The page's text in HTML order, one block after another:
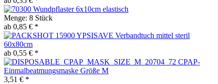
Wundpflaster 6x10cm elastisch
Menge: 8 Stück
ab 0,85 € *
YPSISAVE Verbandtuch mittel steril
60x80cm
ab 0,55 € *
CPAP-
Einmalbeatmungsmaske Größe M
3,51 € *